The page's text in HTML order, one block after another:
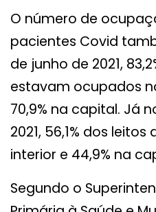
O número de
pacientes Covid
de junho de 2021,
estavam ocupados
70,9% na capital. Já
2021, 56,1% dos
interior e 44,9% na
Segundo o